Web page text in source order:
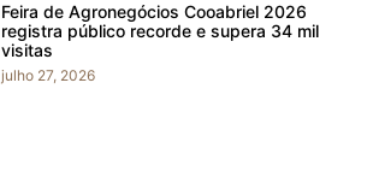
Feira de Agronegócios Cooabriel 2026
registra público recorde e supera 34 mil
visitas
julho 27, 2026